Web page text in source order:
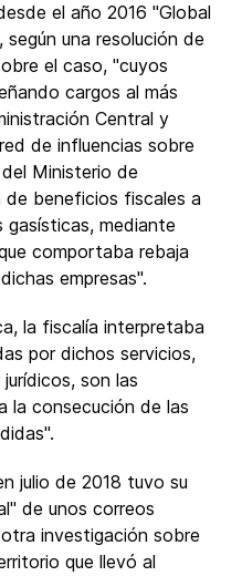
el año 2016 "Global
una resolución de
el caso, "cuyos
cargos al más
Central y
de influencias sobre
Ministerio de
beneficios fiscales a
mediante
comportaba rebaja
empresas".
la fiscalía interpretaba
por dichos servicios,
son las
la consecución de las
julio de 2018 tuvo su
de unos correos
investigación sobre
que llevó al